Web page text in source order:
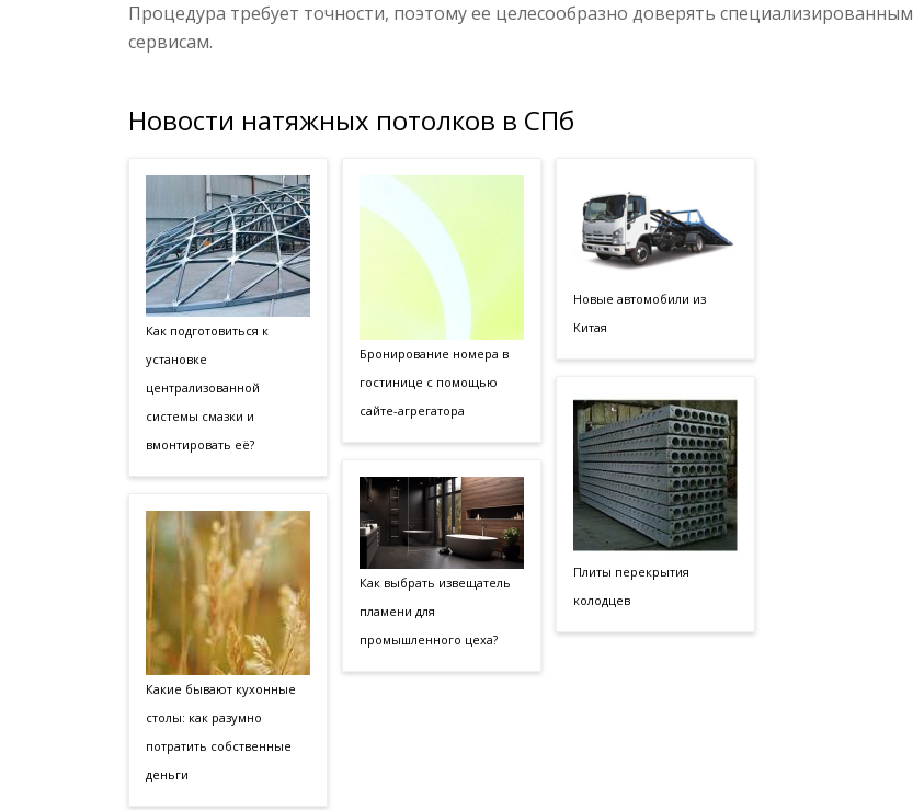
Процедура требует точности, поэтому ее целесообразно доверять специализированным
сервисам.
Новости натяжных потолков в СПб
Как подготовиться к
установке
централизованной
системы смазки и
вмонтировать её?
Какие бывают кухонные
столы: как разумно
потратить собственные
деньги
Бронирование номера в
гостинице с помощью
сайте-агрегатора
Как выбрать извещатель
пламени для
промышленного цеха?
Новые автомобили из
Китая
Плиты перекрытия
колодцев